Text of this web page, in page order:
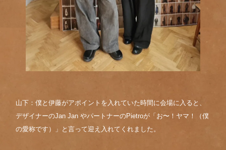
山下：僕と伊藤がアポイントを入れていた時間に会場に入ると、
デザイナーのJan Jan やパートナーのPietroが「お〜！ヤマ！（僕
の愛称です）」と言って迎え入れてくれました。